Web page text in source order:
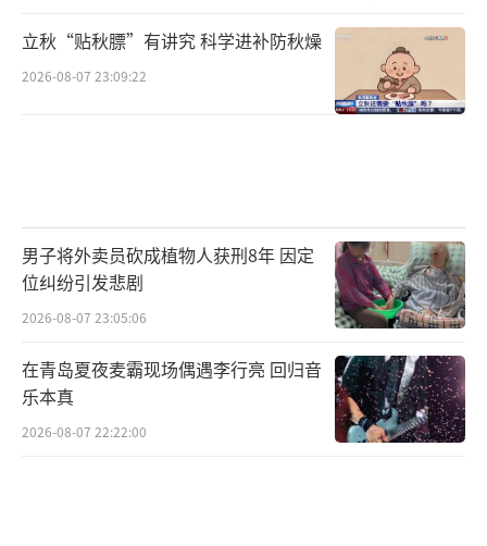
立秋“贴秋膘”有讲究 科学进补防秋燥
2026-08-07 23:09:22
男子将外卖员砍成植物人获刑8年 因定
位纠纷引发悲剧
2026-08-07 23:05:06
在青岛夏夜麦霸现场偶遇李行亮 回归音
乐本真
2026-08-07 22:22:00